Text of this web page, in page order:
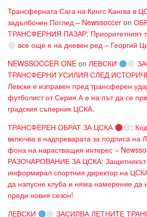
Трансферната Сага на Кингс Кангва в
задълбочен Поглед – Newssoccer on
ТРАНСФЕРНИЯ ПАЗАР: Приоритетният
все още е на дневен ред – Георгий
NEWSSOCCER ONE on ЛЕВСКИ
ТРАНСФЕРНИ УСИЛИЯ СЛЕД
Левски е изправен пред трансферен
футболист от Серия А е на път да се
градския съперник ЦСКА.
ТРАНСФЕРЕН ОБРАТ ЗА ЦСКА
:
включва в надпреварата за подписа на
фона на нарастващия интерес –
РАЗОЧАРОВАНИЕ ЗА ЦСКА:
информирал спортния директор на
да напусне клуба и няма намерение да
преди новия сезон!
ЛЕВСКИ
ЗАСИЛВА ЛЕТНИТЕ